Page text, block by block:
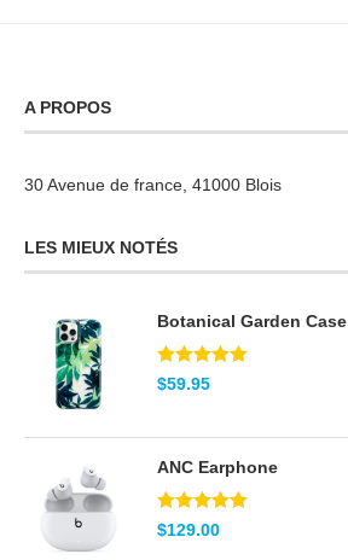
A PROPOS
30 Avenue de france, 41000 Blois
LES MIEUX NOTÉS
Botanical Garden Case
Note5.00
sur 5
$59.95
ANC Earphone
Note5.00
sur 5
$129.00